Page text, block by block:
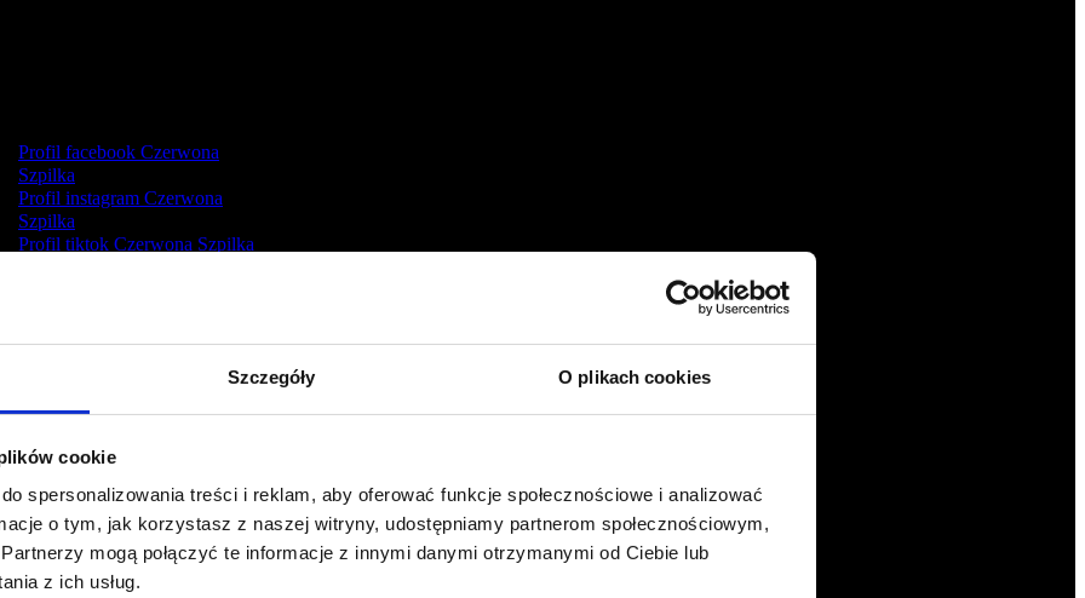
Szczegóły O plikach cookies
cookie
spersonalizowania treści i reklam, aby oferować funkcje społecznościowe i analizować
o tym, jak korzystasz z naszej witryny, udostępniamy partnerom społecznościowym,
mogą połączyć te informacje z innymi danymi otrzymanymi od Ciebie lub
z ich usług.
Profil facebook Czerwona
Szpilka
Profil instagram Czerwona
Szpilka
Profil tiktok Czerwona Szpilka
+48 577 333 077
NUMER KONTA DO WPŁAT:
81 1090 2398 0000 0001 0191 1368